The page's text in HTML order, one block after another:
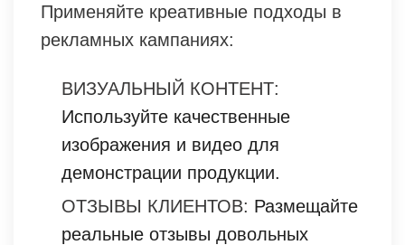
Применяйте креативные подходы в
рекламных кампаниях:
ВИЗУАЛЬНЫЙ КОНТЕНТ:
Используйте качественные
изображения и видео для
демонстрации продукции.
ОТЗЫВЫ КЛИЕНТОВ: Размещайте
реальные отзывы довольных